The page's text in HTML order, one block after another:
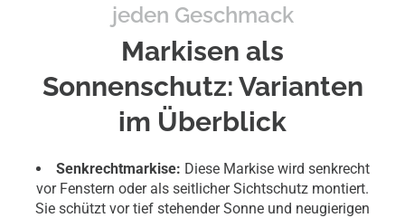
jeden Geschmack
Markisen als
Sonnenschutz: Varianten
im Überblick
Senkrechtmarkise: Diese Markise wird senkrecht
vor Fenstern oder als seitlicher Sichtschutz montiert.
Sie schützt vor tief stehender Sonne und neugierigen